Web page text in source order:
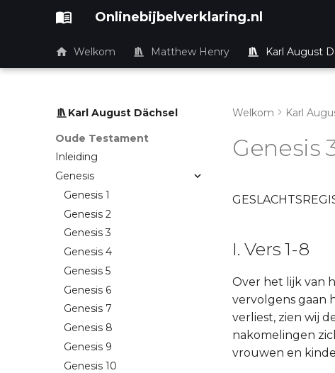
Onlinebijbelverklaring.nl
Welkom Matthew Henry Karl August
Karl August Dächsel
Oude Testament
Inleiding
Genesis
Genesis 1
Genesis 2
Genesis 3
Genesis 4
Genesis 5
Genesis 6
Genesis 7
Genesis 8
Genesis 9
Genesis 10
Welkom Karl
Genesis
I. Vers 1-8
Over het lijk van
vervolgens gaan
verliest, zien wij
nakomelingen
vrouwen en